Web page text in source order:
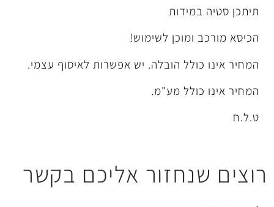
לשימוש!
הובלה. יש אפשרות לאיסוף עצמי.
מע"מ.
אליכם בקשר